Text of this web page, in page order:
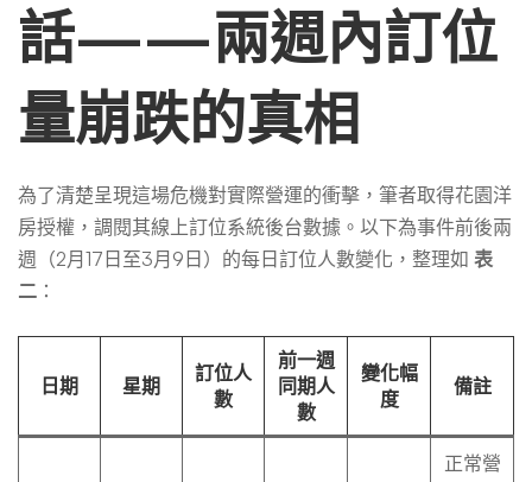
話——兩週內訂位
量崩跌的真相
為了清楚呈現這場危機對實際營運的衝擊，筆者取得花園洋
房授權，調閱其線上訂位系統後台數據。以下為事件前後兩
週（2月17日至3月9日）的每日訂位人數變化，整理如 表
二 ：
日期 星期
訂位人
數
前一週
同期人
數
變化幅
度
備註
正常營